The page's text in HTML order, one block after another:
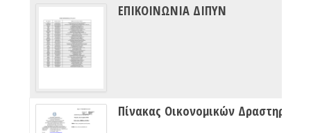
ΕΠΙΚΟΙΝΩΝΙΑ ΔΙΠΥΝ